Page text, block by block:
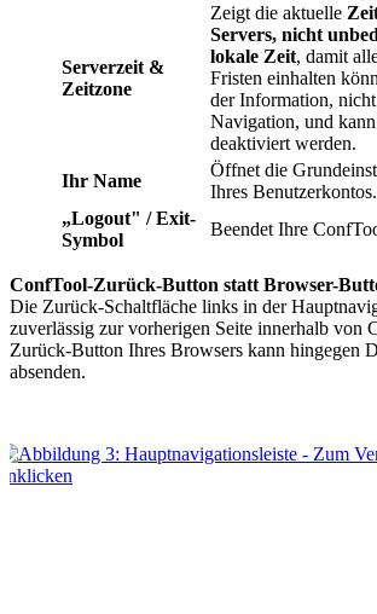
Serverzeit &
Zeitzone
Zeigt die aktuelle
Servers, nicht
lokale Zeit, damit
Fristen einhalten
der Information,
Navigation, und
deaktiviert werden.
Ihr Name
Öffnet die
Ihres Benutzerkontos.
„Logout" / Exit-
Symbol
Beendet Ihre
ConfTool-Zurück-Button statt Browser-
Die Zurück-Schaltfläche links in der
zuverlässig zur vorherigen Seite innerhalb von
Zurück-Button Ihres Browsers kann hingegen
absenden.